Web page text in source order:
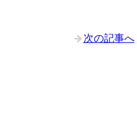
次の記事へ